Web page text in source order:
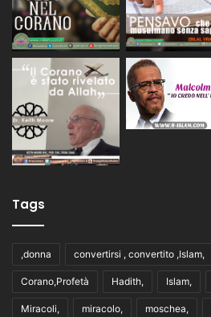
Tags
,donna convertirsi , convertito ,Islam,
Corano,Profetà Hadith, Islam,
Miracoli, miracolo, moschea,